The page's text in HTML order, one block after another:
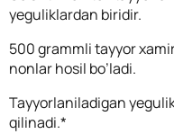
yeguliklardan biridir.
500 grammli tayyor
nonlar hosil bo’ladi.
Tayyorlaniladigan
qilinadi.*